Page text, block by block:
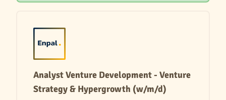
Analyst Venture Development - Venture
Strategy & Hypergrowth (w/m/d)